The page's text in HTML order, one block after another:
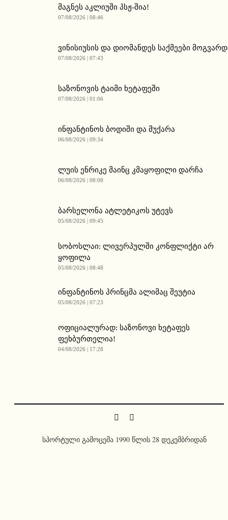
მაგნეს აკლიუში პსჟ-შია!
07/08/2026 | 08:46
ვინისიუსის და დიომანდეს საქმეები
07/08/2026 | 07:43
საზონოვის ტაიმი ხეტაფეში
07/08/2026 | 01:06
ინფანტინოს ბოდიში და მუქარა
06/08/2026 | 09:34
ლუის ენრიკე მაინც კმაყოფილი დარჩა
06/08/2026 | 08:08
ბარსელონა ატლეტიკოს უტევს
05/08/2026 | 09:45
სობოსლაი: ლივერპულში კონფლიქტი არ
ყოფილა
05/08/2026 | 08:48
ინფანტინოს პრინცმა ალიმაც შეუტია
05/08/2026 | 07:23
ოფიციალურად: საზონოვი ხეტაფეს
ფეხბურთელია!
04/08/2026 | 17:28
სპორტული გამოცემა 1990 წლის 28 დეკემბრიდან